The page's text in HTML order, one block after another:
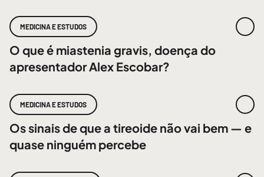
MEDICINA E ESTUDOS
O que é miastenia gravis, doença do
apresentador Alex Escobar?
MEDICINA E ESTUDOS
Os sinais de que a tireoide não vai bem — e
quase ninguém percebe